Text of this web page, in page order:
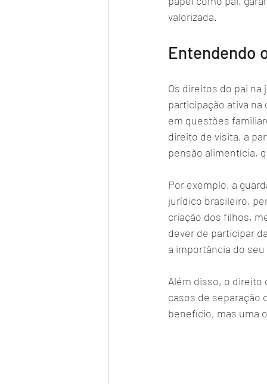
valorizada.
Entendendo
Os direitos do pai na
participação ativa
em questões
direito de visita, a
pensão alimentícia,
Por exemplo, a
jurídico brasileiro,
criação dos filhos,
dever de participar
a importância do
Além disso, o direito
casos de separação
benefício, mas uma